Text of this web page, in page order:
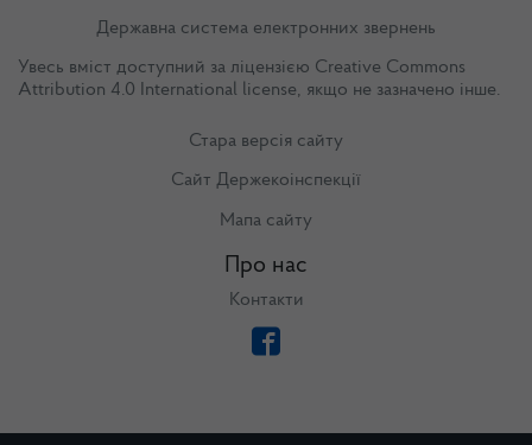
Державна система електронних звернень
Увесь вміст доступний за ліцензією Creative Commons
Attribution 4.0 International license, якщо не зазначено інше.
Стара версія сайту
Сайт Держекоінспекції
Мапа сайту
Про нас
Контакти